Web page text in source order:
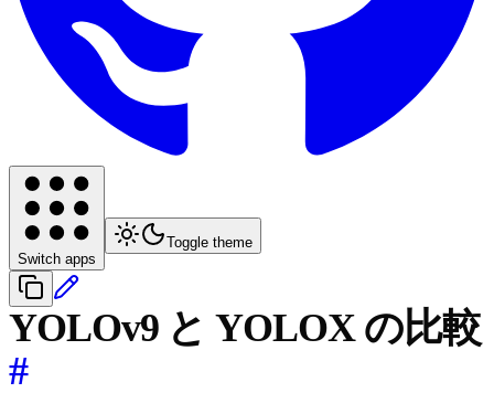
Switch apps
Toggle theme
YOLOv9 と YOLOX の比較
#